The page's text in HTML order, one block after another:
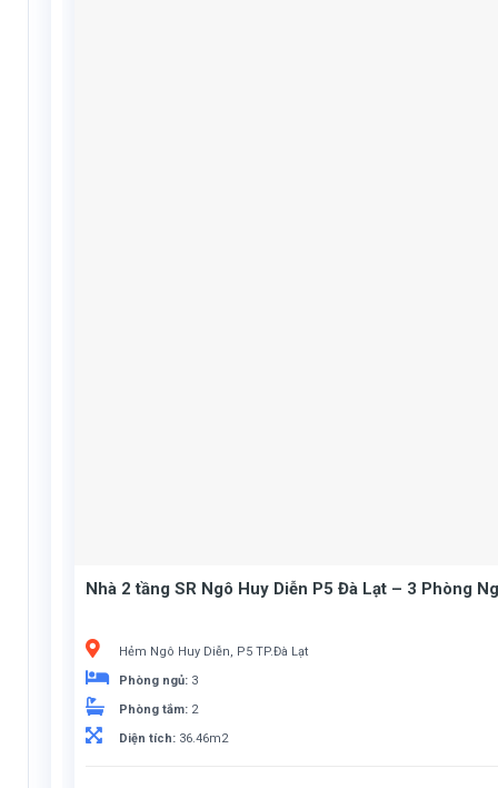
Nhà 2 tầng SR Ngô Huy Diễn P5 Đà Lạt – 3 Phòng
Hẻm Ngô Huy Diễn, P5 TP.Đà Lạt
Phòng ngủ: 3
Phòng tắm: 2
Diện tích: 36.46m2